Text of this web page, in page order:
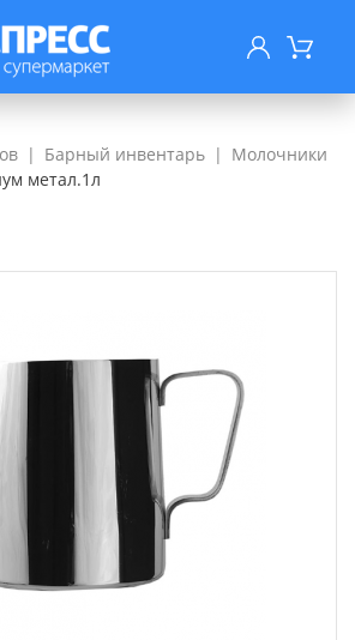
Барный инвентарь
Молочники
метал.1л